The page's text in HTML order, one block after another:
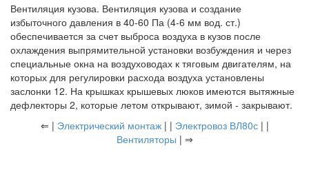
Вентиляция кузова. Вентиляция кузова и создание
избыточного давления в 40-60 Па (4-6 мм вод. ст.)
обеспечивается за счет выброса воздуха в кузов после
охлаждения выпрямительной установки возбуждения и через
специальные окна на воздуховодах к тяговым двигателям, на
которых для регулировки расхода воздуха установлены
заслонки 12. На крышках крышевых люков имеются вытяжные
дефлекторы 2, которые летом открывают, зимой - закрывают.
⇐ | Электрический монтаж| | Электровоз ВЛ80с| |
Вентиляторы | ⇒